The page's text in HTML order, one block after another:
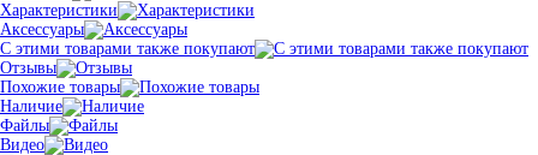
Характеристики
Аксессуары
С этими товарами также покупают
Отзывы
Похожие товары
Наличие
Файлы
Видео